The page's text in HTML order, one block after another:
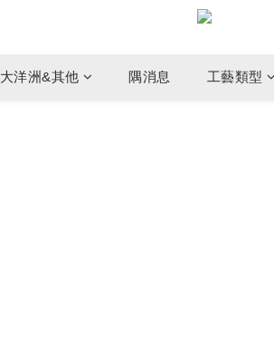
大洋洲&其他 隅消息 工藝類型